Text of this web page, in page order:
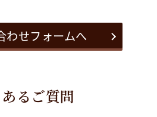
わせフォームへ
るご質問